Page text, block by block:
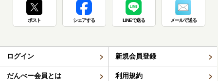
ポスト シェアする LINEで送る メールで送る
ログイン 新規会員登録
だんべー会員とは 利用規約